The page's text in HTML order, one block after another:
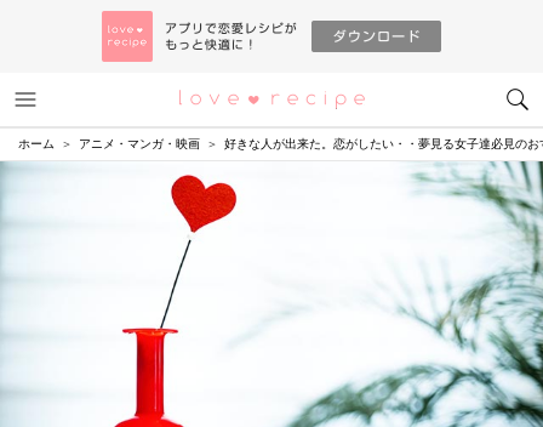
恋愛レシピ
ホーム アニメ・マンガ・映画 好きな人が出来た。恋がしたい・・夢見る女子達必見の